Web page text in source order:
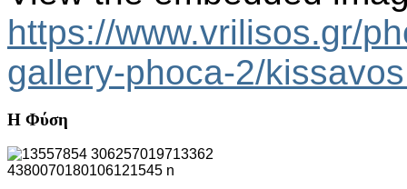
https://www.vrilisos.gr/
gallery-phoca-2/
Η Φύση